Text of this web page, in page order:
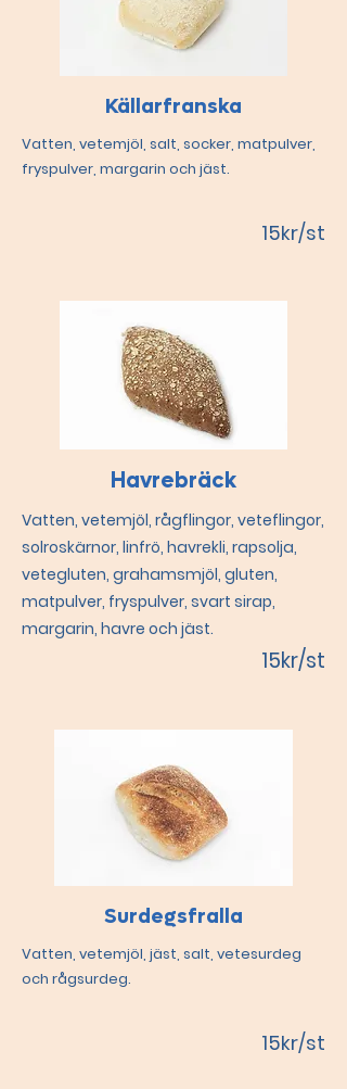
Källarfranska
Vatten, vetemjöl, salt, socker, matpulver,
fryspulver, margarin och jäst.
15kr/st
Havrebräck
Vatten, vetemjöl, rågflingor, veteflingor,
solroskärnor, linfrö, havrekli, rapsolja,
vetegluten, grahamsmjöl, gluten,
matpulver, fryspulver, svart sirap,
margarin, havre och jäst.
15kr/st
Surdegsfralla
Vatten, vetemjöl, jäst, salt, vetesurdeg
och rågsurdeg.
15kr/st